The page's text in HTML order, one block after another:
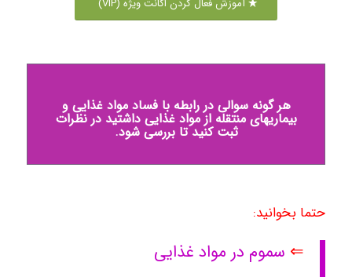
آموزش فعال کردن اکانت ویژه (VIP)
هر گونه سوالی در رابطه با فساد مواد غذایی و
بیماریهای منتقله از مواد غذایی داشتید در نظرات
ثبت کنید تا بررسی شود.
حتما بخوانید:
⇐ سموم در مواد غذایی